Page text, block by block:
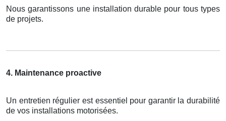
Nous garantissons une installation durable pour tous types
de projets.
4. Maintenance proactive
Un entretien régulier est essentiel pour garantir la durabilité
de vos installations motorisées.